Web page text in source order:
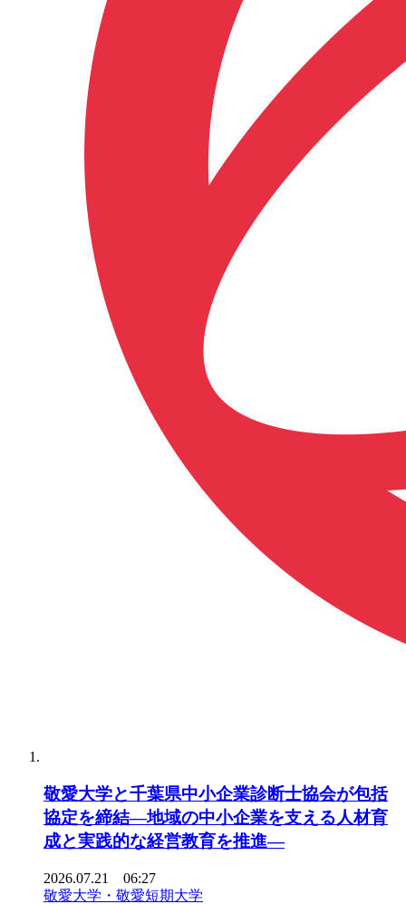
敬愛大学と千葉県中小企業診断士協会が包括
協定を締結―地域の中小企業を支える人材育
成と実践的な経営教育を推進―
2026.07.21 06:27
敬愛大学・敬愛短期大学